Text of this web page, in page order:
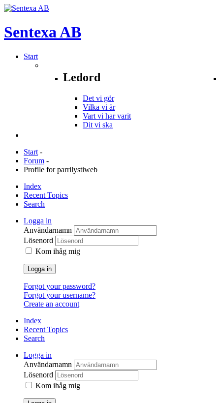
SentexaAB
Start
Ledord
Det vi gör
Vilka vi är
Vart vi har varit
Dit vi ska
Start -
Forum -
Profile for parrilystiweb
Index
Recent Topics
Search
Logga in
Användarnamn
Lösenord
Kom ihåg mig
Logga in
Forgot your password?
Forgot your username?
Create an account
Index
Recent Topics
Search
Logga in
Användarnamn
Lösenord
Kom ihåg mig